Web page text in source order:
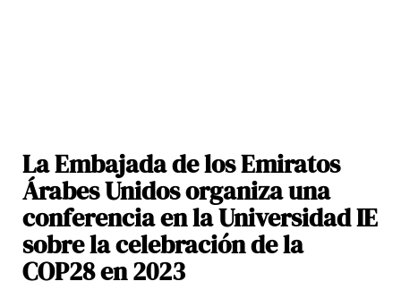
La Embajada de los Emiratos
Árabes Unidos organiza una
conferencia en la Universidad IE
sobre la celebración de la
COP28 en 2023